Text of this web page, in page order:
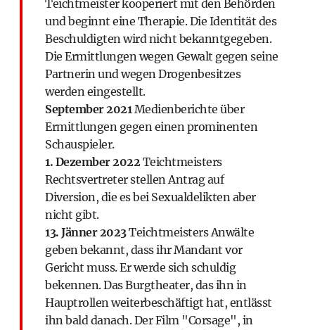
Teichtmeister kooperiert mit den Behörden
und beginnt eine Therapie. Die Identität des
Beschuldigten wird nicht bekanntgegeben.
Die Ermittlungen wegen Gewalt gegen seine
Partnerin und wegen Drogenbesitzes
werden eingestellt.
September 2021Medienberichte über
Ermittlungen gegen einen prominenten
Schauspieler.
1. Dezember 2022Teichtmeisters
Rechtsvertreter stellen Antrag auf
Diversion, die es bei Sexualdelikten aber
nicht gibt.
13. Jänner 2023Teichtmeisters Anwälte
geben bekannt, dass ihr Mandant vor
Gericht muss. Er werde sich schuldig
bekennen. Das Burgtheater, das ihn in
Hauptrollen weiterbeschäftigt hat, entlässt
ihn bald danach. Der Film "Corsage", in